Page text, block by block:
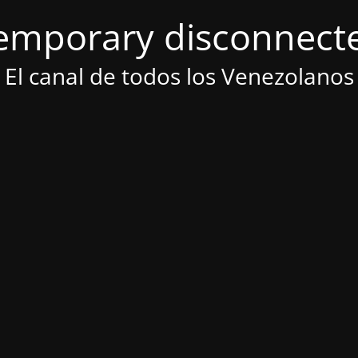
El canal de todos los Venezolanos